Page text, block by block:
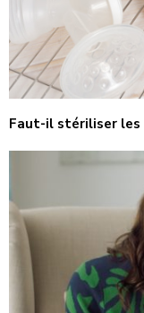
Faut-il stériliser les